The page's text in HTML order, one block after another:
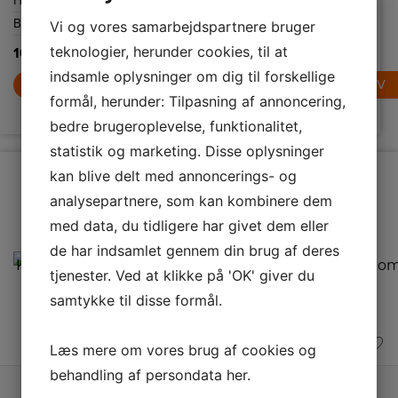
Bredde 900 mm
10.495,-
LÆG I KURV
Skålstørrelse 4,8
L
4.989,-
LÆG I KURV
aldrig behøver at
afrime det
manuelt. Det
ventilerede
kølesystem sikrer
en jævn
temperaturfordeling,
hvilket holder
dine madvarer
friske i længere
Bredde
14.995,-
LÆG I KURV
Vi og vores samarbejdspartnere bruger
teknologier, herunder cookies, til at
indsamle oplysninger om dig til forskellige
formål, herunder: Tilpasning af annoncering,
bedre brugeroplevelse, funktionalitet,
statistik og marketing. Disse oplysninger
kan blive delt med annoncerings- og
analysepartnere, som kan kombinere dem
med data, du tidligere har givet dem eller
de har indsamlet gennem din brug af deres
tjenester. Ved at klikke på 'OK' giver du
samtykke til disse formål.
Læs mere om vores brug af cookies og
behandling af persondata her.